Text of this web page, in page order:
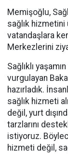
Memişoğlu,
sağlık
vatandaşlara
Merkezlerini
Sağlıklı
vurgulayan
hazırladık.
sağlık hizmeti
değil, yurt
tarzlarını
istiyoruz.
hizmeti değil,